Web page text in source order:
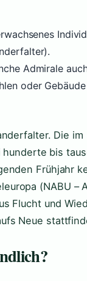
Admirale
oder
Die
bis
Frühjahr
(NABU –
Flucht und
Neue